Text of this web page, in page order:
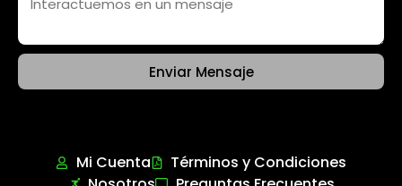
Enviar Mensaje
Mi Cuenta
Términos y Condiciones